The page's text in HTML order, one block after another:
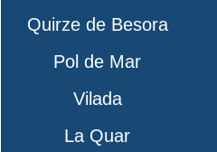
Quirze de Besora
Pol de Mar
Vilada
La Quar